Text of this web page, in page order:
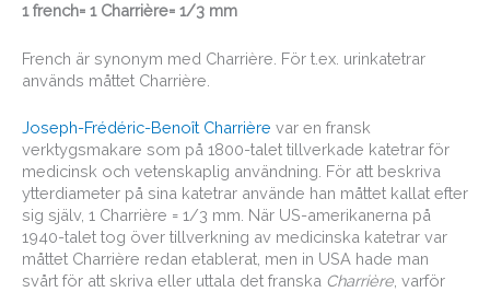
1 french= 1 Charrière= 1/3 mm
French är synonym med Charrière. För t.ex. urinkatetrar
används måttet Charrière.
Joseph-Frédéric-Benoît Charrière var en fransk
verktygsmakare som på 1800-talet tillverkade katetrar för
medicinsk och vetenskaplig användning. För att beskriva
ytterdiameter på sina katetrar använde han måttet kallat efter
sig själv, 1 Charrière = 1/3 mm. När US-amerikanerna på
1940-talet tog över tillverkning av medicinska katetrar var
måttet Charrière redan etablerat, men in USA hade man
svårt för att skriva eller uttala det franska Charrière , varför